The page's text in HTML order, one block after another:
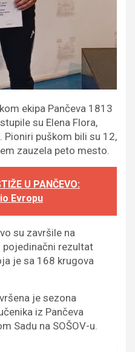
ekipa Pančeva 1813
su Elena Flora,
Pioniri puškom bili su 12,
zauzela peto mesto.
U PANČEVO:
Evropu
su završile na
rezultat
je sa 168 krugova
je sezona
iz Pančeva
Sadu na SOŠOV-u.